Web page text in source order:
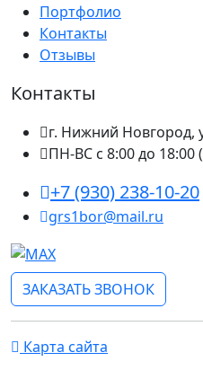
Портфолио
Контакты
Отзывы
Контакты
г. Нижний Новгород,
ПН-ВС с 8:00 до 18:00
+7 (930) 238-10-20
grs1bor@mail.ru
ЗАКАЗАТЬ ЗВОНОК
Карта сайта